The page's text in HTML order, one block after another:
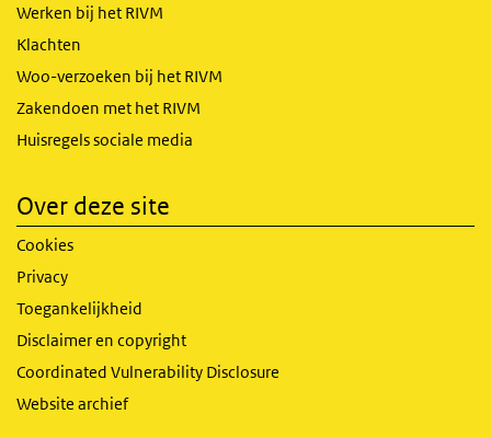
Werken bij het RIVM
Klachten
Woo-verzoeken bij het RIVM
Zakendoen met het RIVM
Huisregels sociale media
Over deze site
Cookies
Privacy
Toegankelijkheid
Disclaimer en copyright
Coordinated Vulnerability Disclosure
Website archief